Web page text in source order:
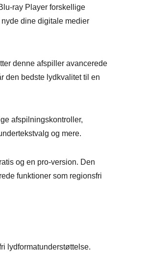
ray Player forskellige
nyde dine digitale medier
denne afspiller avancerede
den bedste lydkvalitet til en
afspilningskontroller,
og mere.
og en pro-version. Den
funktioner som regionsfri
lydformatunderstøttelse.